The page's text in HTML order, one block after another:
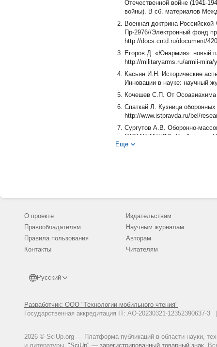
Отечественной войне (1941-
войны). В сб. материалов
Военная доктрина
Пр-2976//Электронный фонд
http://docs.cntd.ru/document/
Егоров Д. «Юнармия»: новый
http://militaryarms.ru/armii-
Касьян И.Н. Исторические
Инновации в науке: научный
Кочешев С.П. От
Спаткай Л. Кузница
http://www.istpravda.ru/bel/
Сургутов А.В. Оборонно-
ОСОАВИАХИМ). В сборнике:
материалов III
Еще
О проекте
Правообладателям
Правила пользования
Контакты
Русский
Разработчик: ООО "Технологии мобильного чтения"
Государственная аккредитация IT: АО-20230321-
2026 © SciUp.org — Платформа публикаций в области науки,
и литературы. "SciUp" — зарегистрированный товарный знак.
Издательствам
Научным журналам
Авторам
Читателям